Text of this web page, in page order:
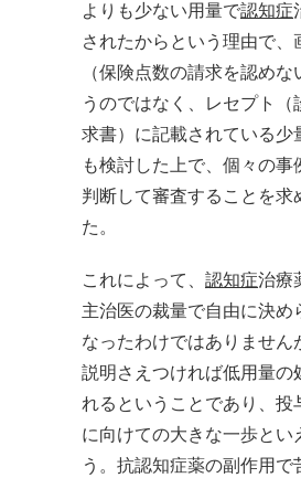
よりも少ない用量で認知症
されたからという理由で、
（保険点数の請求を認め
うのではなく、レセプト（
求書）に記載されている少
も検討した上で、個々の事
判断して審査することを求
た。
これによって、 認知症治療
主治医の裁量で自由に決め
なったわけではありません
説明さえつければ低用量の
れるということであり、投
に向けての大きな一歩とい
う。抗認知症薬の副作用で